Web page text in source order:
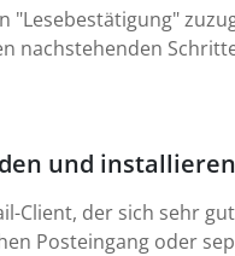
"Lesebestätigung"
nachstehenden
und installieren
Client, der sich sehr
Posteingang oder